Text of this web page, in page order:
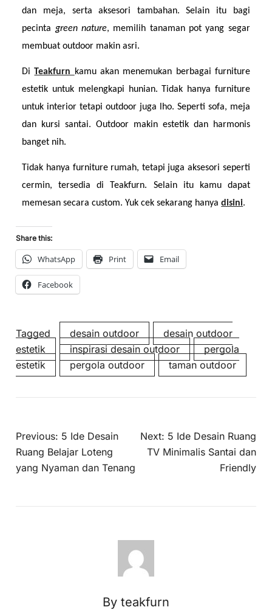
dan meja, serta aksesori tambahan. Selain itu bagi
pecinta green nature, memilih tanaman pot yang segar
membuat outdoor makin asri.
Di Teakfurn
kamu akan menemukan berbagai furniture
estetik untuk melengkapi hunian. Tidak hanya furniture
untuk interior tetapi outdoor juga lho. Seperti sofa, meja
dan kursi santai. Outdoor makin estetik dan harmonis
banget nih.
Tidak hanya furniture rumah, tetapi juga aksesori seperti
cermin, tersedia di Teakfurn. Selain itu kamu dapat
memesan secara custom. Yuk cek sekarang hanya disini.
Share this:
WhatsApp Print Email
Facebook
Tagged desain outdoor
desain outdoor
estetik
inspirasi desain outdoor
pergola
estetik
pergola outdoor taman outdoor
Previous: 5 Ide Desain
Ruang Belajar Loteng
yang Nyaman dan Tenang
Next: 5 Ide Desain Ruang
TV Minimalis Santai dan
Friendly
By teakfurn